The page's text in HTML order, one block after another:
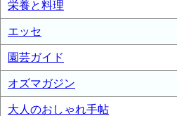
栄養と料理
エッセ
園芸ガイド
オズマガジン
大人のおしゃれ手帖